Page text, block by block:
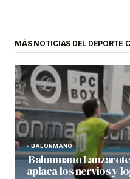
MÁS NOTICIAS DEL DEPORTE
BALONMANO
Balonmano
aplaca los nervios y